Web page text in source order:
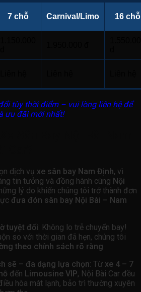
7 chỗ Carnival/Limo 16 chỗ
tùy thời điểm – vui lòng liên hệ để
ưu đãi mới nhất!
dịch vụ xe sân bay Nam Định, vì
tin tưởng và đồng hành cùng Nội
lý do khiến chúng tôi trở thành đơn
đưa đón sân bay Nội Bài – Nam
tuyệt đối: Không lo trễ chuyến bay!
so với thời gian đã hẹn, chúng tôi
theo chính sách rõ ràng.
sẽ – đa dạng lựa chọn: Từ xe 4 – 7
đến Limousine VIP, Nội Bài Car đều
hòa mát lạnh, bảo trì thường xuyên